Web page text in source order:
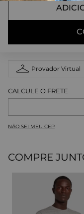
Provador Virtual
NÃO SEI MEU CEP
COMPRE